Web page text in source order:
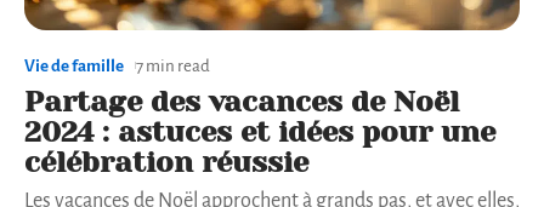
Vie de famille 7 min read
Partage des vacances de Noël
2024 : astuces et idées pour une
célébration réussie
Les vacances de Noël approchent à grands pas, et avec elles,